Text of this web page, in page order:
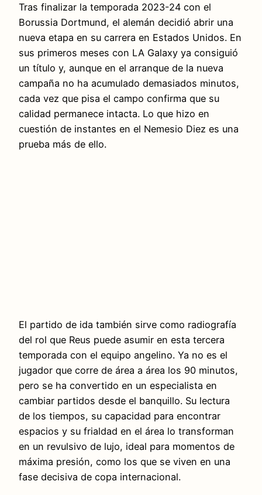
Tras finalizar la temporada 2023-24 con el
Borussia Dortmund, el alemán decidió abrir una
nueva etapa en su carrera en Estados Unidos. En
sus primeros meses con LA Galaxy ya consiguió
un título y, aunque en el arranque de la nueva
campaña no ha acumulado demasiados minutos,
cada vez que pisa el campo confirma que su
calidad permanece intacta. Lo que hizo en
cuestión de instantes en el Nemesio Diez es una
prueba más de ello.
El partido de ida también sirve como radiografía
del rol que Reus puede asumir en esta tercera
temporada con el equipo angelino. Ya no es el
jugador que corre de área a área los 90 minutos,
pero se ha convertido en un especialista en
cambiar partidos desde el banquillo. Su lectura
de los tiempos, su capacidad para encontrar
espacios y su frialdad en el área lo transforman
en un revulsivo de lujo, ideal para momentos de
máxima presión, como los que se viven en una
fase decisiva de copa internacional.